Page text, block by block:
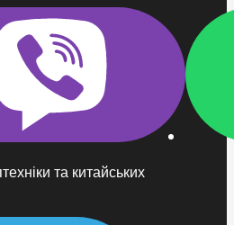
та китайських